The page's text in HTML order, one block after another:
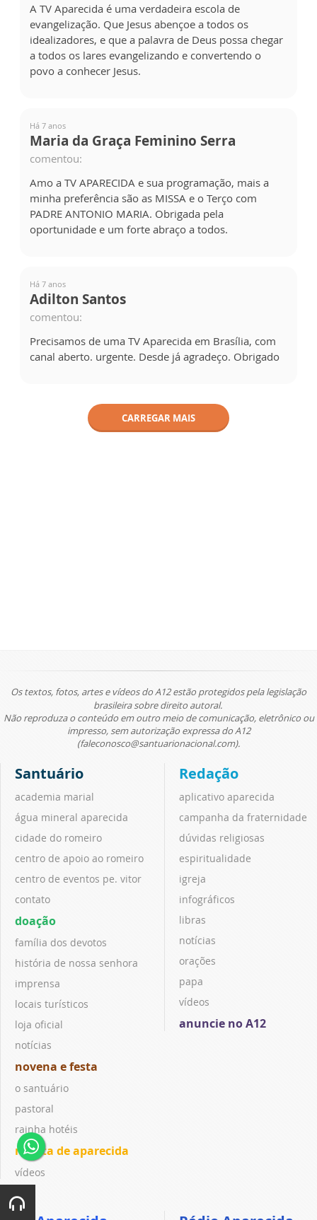
A TV Aparecida é uma verdadeira escola de
evangelização. Que Jesus abençoe a todos os
idealizadores, e que a palavra de Deus possa chegar
a todos os lares evangelizando e convertendo o
povo a conhecer Jesus.
Há 7 anos
Maria da Graça Feminino Serra
comentou:
Amo a TV APARECIDA e sua programação, mais a
minha preferência são as MISSA e o Terço com
PADRE ANTONIO MARIA. Obrigada pela
oportunidade e um forte abraço a todos.
Há 7 anos
Adilton Santos
comentou:
Precisamos de uma TV Aparecida em Brasília, com
canal aberto. urgente. Desde já agradeço. Obrigado
CARREGAR MAIS
Os textos, fotos, artes e vídeos do A12 estão protegidos pela legislação
brasileira sobre direito autoral.
Não reproduza o conteúdo em outro meio de comunicação, eletrônico ou
impresso, sem autorização expressa do A12
(faleconosco@santuarionacional.com).
Santuário
academia marial
água mineral aparecida
cidade do romeiro
centro de apoio ao romeiro
centro de eventos pe. vitor
contato
doação
família dos devotos
história de nossa senhora
imprensa
locais turísticos
loja oficial
notícias
novena e festa
o santuário
pastoral
rainha hotéis
revista de aparecida
vídeos
Redação
aplicativo aparecida
campanha da fraternidade
dúvidas religiosas
espiritualidade
igreja
infográficos
libras
notícias
orações
papa
vídeos
anuncie no A12